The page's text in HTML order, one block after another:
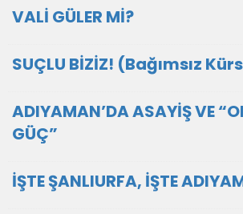
VALİ GÜLER Mİ?
SUÇLU BİZİZ! (Bağımsız
ADIYAMAN’DA ASAYİŞ VE
GÜÇ”
İŞTE ŞANLIURFA, İŞTE